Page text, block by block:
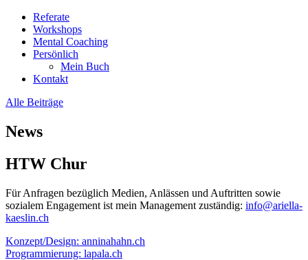
Referate
Workshops
Mental Coaching
Persönlich
Mein Buch
Kontakt
Alle Beiträge
News
HTW Chur
Für Anfragen bezüglich Medien, Anlässen und Auftritten sowie
sozialem Engagement ist mein Management zuständig: info@ariella-
kaeslin.ch
Konzept/Design: anninahahn.ch
Programmierung: lapala.ch